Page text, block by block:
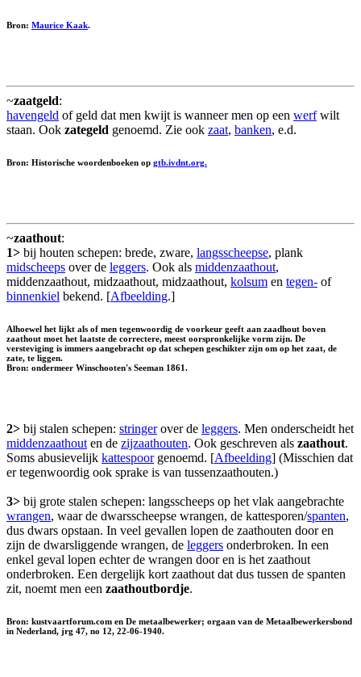
Bron: Maurice Kaak.
~zaatgeld:
havengeld of geld dat men kwijt is wanneer men op een werfwilt
staan. Ook zategeld genoemd. Zie ook zaat, banken, e.d.
Bron: Historische woordenboeken op gtb.ivdnt.org.
~zaathout:
1> bij houten schepen: brede, zware, langsscheepse, plank
midscheeps over de leggers. Ook als middenzaathout,
middenzaathout, midzaathout, midzaathout, kolsum en tegen- of
binnenkiel bekend. [Afbeelding.]
Alhoewel het lijkt als of men tegenwoordig de voorkeur geeft aan zaadhout boven
zaathout moet het laatste de correctere, meest oorspronkelijke vorm zijn. De
versteviging is immers aangebracht op dat schepen geschikter zijn om op het zaat, de
zate, te liggen.
Bron: ondermeer Winschooten's Seeman 1861.
2> bij stalen schepen: stringerover de leggers. Men onderscheidt het
middenzaathout en de zijzaathouten. Ook geschreven als zaathout.
Soms abusievelijk kattespoorgenoemd. [Afbeelding] (Misschien dat
er tegenwoordig ook sprake is van tussenzaathouten.)
3> bij grote stalen schepen: langsscheeps op het vlak aangebrachte
wrangen, waar de dwarsscheepse wrangen, de kattesporen/spanten,
dus dwars opstaan. In veel gevallen lopen de zaathouten door en
zijn de dwarsliggende wrangen, de leggers onderbroken. In een
enkel geval lopen echter de wrangen door en is het zaathout
onderbroken. Een dergelijk kort zaathout dat dus tussen de spanten
zit, noemt men een zaathoutbordje.
Bron: kustvaartforum.com en De metaalbewerker; orgaan van de Metaalbewerkersbond
in Nederland, jrg 47, no 12, 22-06-1940.